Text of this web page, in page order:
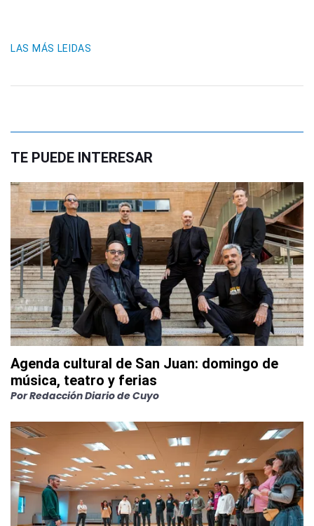
LAS MÁS LEIDAS
TE PUEDE INTERESAR
Agenda cultural de San Juan: domingo de
música, teatro y ferias
PorRedacción Diario de Cuyo